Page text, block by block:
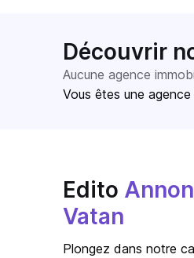
Découvrir
Aucune agence
Vous êtes une agence
Edito
Vatan
Plongez dans notre